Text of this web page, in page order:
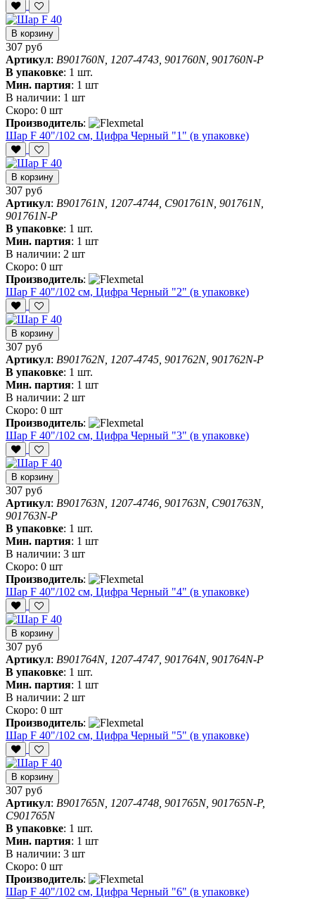
В корзину
307 руб
Артикул: B901760N, 1207-4743, 901760N, 901760N-P
В упаковке: 1 шт.
Мин. партия: 1 шт
В наличии: 1 шт
Скоро: 0 шт
Производитель:
Шар F 40"/102 см, Цифра Черный "1" (в упаковке)
В корзину
307 руб
Артикул: B901761N, 1207-4744, C901761N, 901761N,
901761N-P
В упаковке: 1 шт.
Мин. партия: 1 шт
В наличии: 2 шт
Скоро: 0 шт
Производитель:
Шар F 40"/102 см, Цифра Черный "2" (в упаковке)
В корзину
307 руб
Артикул: B901762N, 1207-4745, 901762N, 901762N-P
В упаковке: 1 шт.
Мин. партия: 1 шт
В наличии: 2 шт
Скоро: 0 шт
Производитель:
Шар F 40"/102 см, Цифра Черный "3" (в упаковке)
В корзину
307 руб
Артикул: B901763N, 1207-4746, 901763N, C901763N,
901763N-P
В упаковке: 1 шт.
Мин. партия: 1 шт
В наличии: 3 шт
Скоро: 0 шт
Производитель:
Шар F 40"/102 см, Цифра Черный "4" (в упаковке)
В корзину
307 руб
Артикул: B901764N, 1207-4747, 901764N, 901764N-P
В упаковке: 1 шт.
Мин. партия: 1 шт
В наличии: 2 шт
Скоро: 0 шт
Производитель:
Шар F 40"/102 см, Цифра Черный "5" (в упаковке)
В корзину
307 руб
Артикул: B901765N, 1207-4748, 901765N, 901765N-P,
C901765N
В упаковке: 1 шт.
Мин. партия: 1 шт
В наличии: 3 шт
Скоро: 0 шт
Производитель:
Шар F 40"/102 см, Цифра Черный "6" (в упаковке)